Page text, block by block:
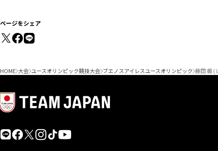
ページをシェア
HOME 大会 ユースオリンピック競技大会 ブエノスアイレスユースオリンピック 藤田 颯 (